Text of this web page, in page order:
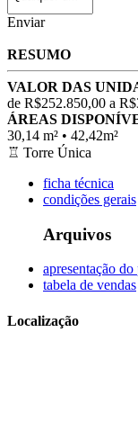
Enviar
RESUMO
VALOR DAS
de R$252.850,00 a
ÁREAS
30,14 m² • 42,42m²
♖ Torre Única
ficha técnica
condições gerais
Arquivos
apresentação
tabela de vendas
Localização